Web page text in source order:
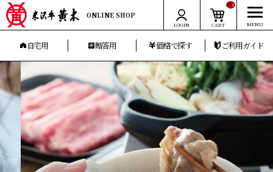
ONLINE SHOP
LOGIN CART
__ITM_CNT__
自宅用 贈答用 価格で探す ご利用ガイド